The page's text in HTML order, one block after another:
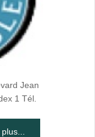
Jean
1 Tél.